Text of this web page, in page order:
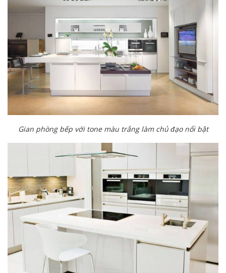
Gian phòng bếp với tone màu trắng làm chủ đạo nổi bật